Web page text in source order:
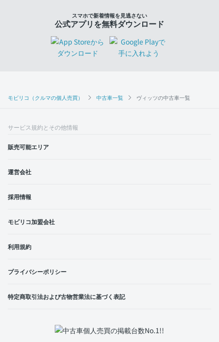
モビリコ（クルマの個人売買） 中古車一覧 ヴィッツの中古車一覧
スマホで新着情報を見逃さない
公式アプリを無料ダウンロード
サービス規約とその他情報
販売可能エリア
運営会社
採用情報
モビリコ加盟会社
利用規約
プライバシーポリシー
特定商取引法および古物営業法に基づく表記